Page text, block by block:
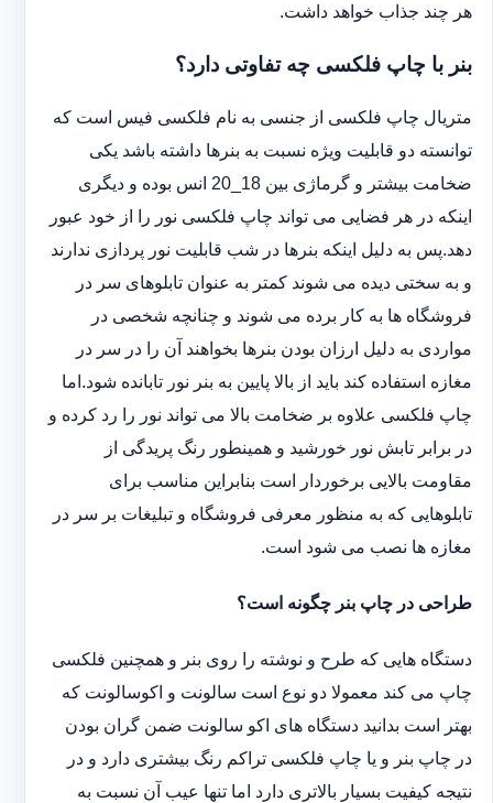
هر چند جذاب خواهد داشت.
بنر با چاپ فلکسی چه تفاوتی دارد؟
متریال چاپ فلکسی از جنسی به نام فلکسی فیس است که
توانسته دو قابلیت ویژه نسبت به بنرها داشته باشد یکی
ضخامت بیشتر و گرماژی بین 18_20 انس بوده و دیگری
اینکه در هر فضایی می تواند چاپ فلکسی نور را از خود عبور
دهد.پس به دلیل اینکه بنرها در شب قابلیت نور پردازی ندارند
و به سختی دیده می شوند کمتر به عنوان تابلوهای سر در
فروشگاه ها به کار برده می شوند و چنانچه شخصی در
مواردی به دلیل ارزان بودن بنرها بخواهند آن را در سر در
مغازه استفاده کند باید از بالا پایین به بنر نور تابانده شود.اما
چاپ فلکسی علاوه بر ضخامت بالا می تواند نور را رد کرده و
در برابر تابش نور خورشید و همینطور رنگ پریدگی از
مقاومت بالایی برخوردار است بنابراین مناسب برای
تابلوهایی که به منظور معرفی فروشگاه و تبلیغات بر سر در
مغازه ها نصب می شود است.
طراحی در چاپ بنر چگونه است؟
دستگاه هایی که طرح و نوشته را روی بنر و همچنین فلکسی
چاپ می کند معمولا دو نوع است سالونت و اکوسالونت که
بهتر است بدانید دستگاه های اکو سالونت ضمن گران بودن
در چاپ بنر و یا چاپ فلکسی تراکم رنگ بیشتری دارد و در
نتیجه کیفیت بسیار بالاتری دارد اما تنها عیب آن نسبت به